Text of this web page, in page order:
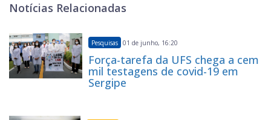
Notícias Relacionadas
Pesquisas 01 de junho, 16:20
Força-tarefa da UFS chega a cem
mil testagens de covid-19 em
Sergipe